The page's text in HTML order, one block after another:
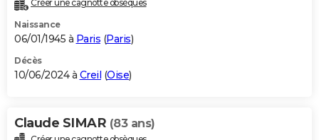
Créer une cagnotte obsèques
Naissance
06/01/1945 à Paris (Paris)
Décès
10/06/2024 à Creil (Oise)
Claude SIMAR (83 ans)